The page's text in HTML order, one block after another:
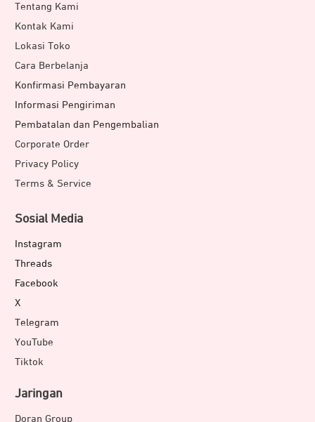
Tentang Kami
Kontak Kami
Lokasi Toko
Cara Berbelanja
Konfirmasi Pembayaran
Informasi Pengiriman
Pembatalan dan Pengembalian
Corporate Order
Privacy Policy
Terms & Service
Sosial Media
Instagram
Threads
Facebook
X
Telegram
YouTube
Tiktok
Jaringan
Doran Group